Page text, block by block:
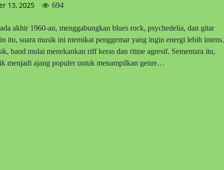
13, 2025 694
akhir 1960-an, menggabungkan blues rock, psychedelia, dan gitar
itu, suara musik ini memikat penggemar yang ingin energi lebih intens.
band mulai menekankan riff keras dan ritme agresif. Sementara itu,
menjadi ajang populer untuk menampilkan genre…